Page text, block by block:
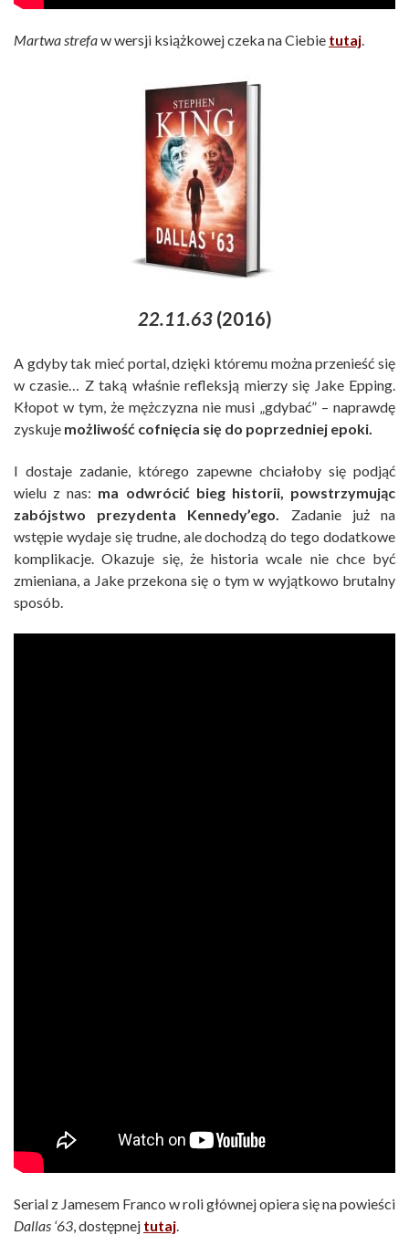
Martwa strefaw wersji książkowej czeka na Ciebie tutaj
22.11.63 (2016)
A gdyby tak mieć portal, dzięki któremu można przenieść się
w czasie… Z taką właśnie refleksją mierzy się Jake Epping.
Kłopot w tym, że mężczyzna nie musi „gdybać” – naprawdę
zyskuje możliwość cofnięcia się do poprzedniej epoki.
I dostaje zadanie, którego zapewne chciałoby się podjąć
wielu z nas: ma odwrócić bieg historii, powstrzymując
zabójstwo prezydenta Kennedy’ego.
Zadanie już na
wstępie wydaje się trudne, ale dochodzą do tego dodatkowe
komplikacje. Okazuje się, że historia wcale nie chce być
zmieniana, a Jake przekona się o tym w wyjątkowo brutalny
sposób.
Serial z Jamesem Franco w roli głównej opiera się na powieści
Dallas ‘63 , dostępnej tutaj